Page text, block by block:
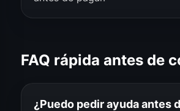
FAQ rápida antes de
¿Puedo pedir ayuda antes